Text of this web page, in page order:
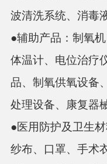
波清洗系统、消毒
●辅助产品： 制氧
体温计、电位治疗
品、制氧供氧设备
处理设备、康复器
●医用防护及卫生材
纱布、口罩、手术